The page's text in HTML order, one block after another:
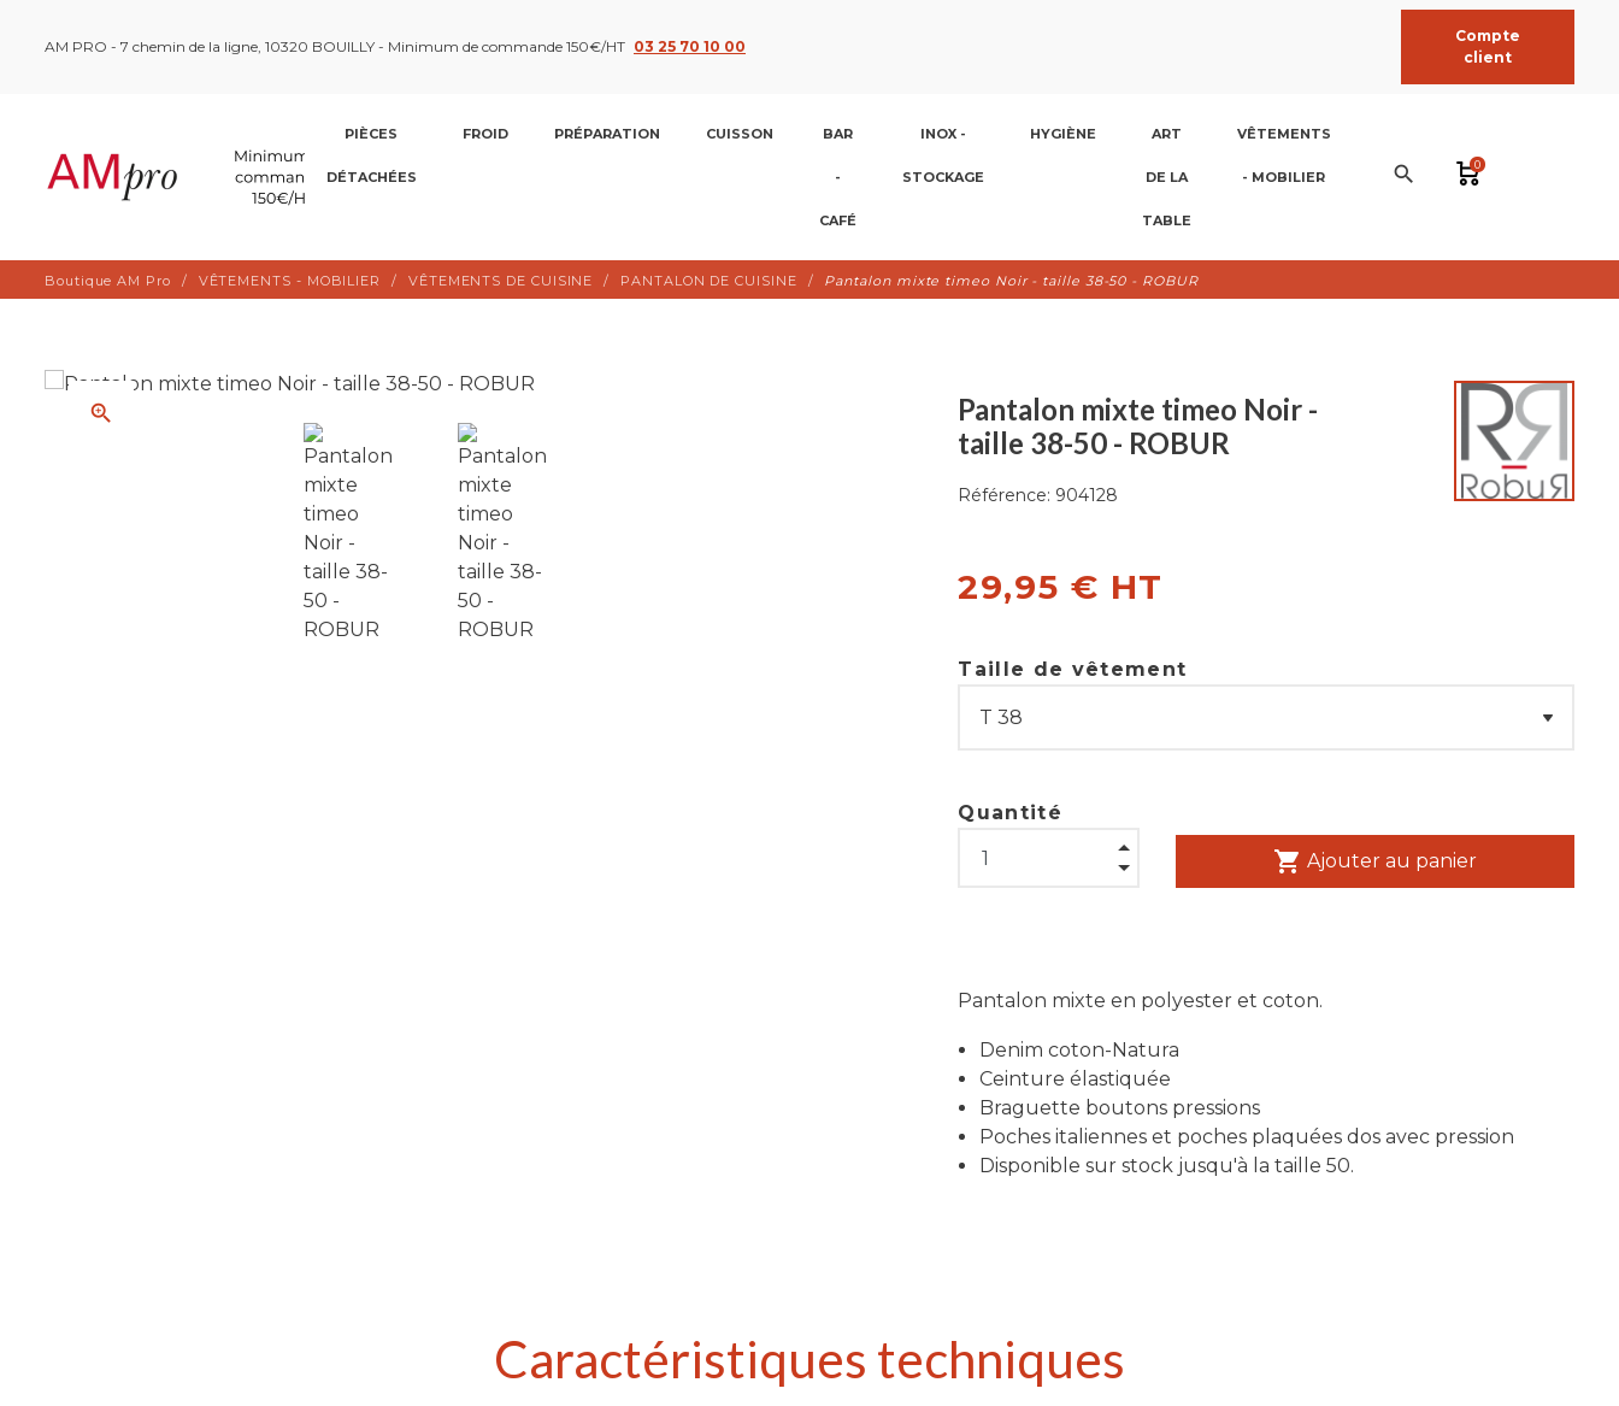
AM PRO - 7 chemin de la ligne, 10320 BOUILLY - Minimum de commande 150€/HT 03 25 70 10 00
Compte
client
PIÈCES
DÉTACHÉES
FROID PRÉPARATION CUISSON BAR
-
CAFÉ
INOX -
STOCKAGE
HYGIÈNE ART
DE LA
TABLE
VÊTEMENTS
- MOBILIER search 0
Boutique AM Pro VÊTEMENTS - MOBILIER VÊTEMENTS DE CUISINE PANTALON DE CUISINE Pantalon mixte timeo Noir - taille 38-50 - ROBUR
zoom_in
Pantalon mixte timeo Noir -
taille 38-50 - ROBUR
Référence: 904128
29,95 € HT
Taille de vêtement
Quantité
shopping_cart Ajouter au panier
Pantalon mixte en polyester et coton.
Denim coton-Natura
Ceinture élastiquée
Braguette boutons pressions
Poches italiennes et poches plaquées dos avec pression
Disponible sur stock jusqu'à la taille 50.
Caractéristiques techniques